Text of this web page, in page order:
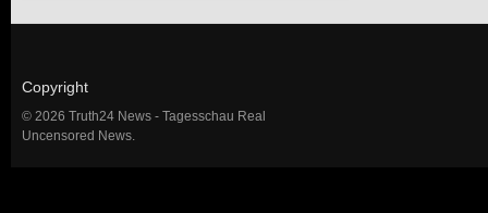
Copyright
© 2026 Truth24 News - Tagesschau Real
Uncensored News.